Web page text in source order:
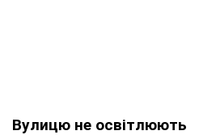
Вулицю не освітлюють